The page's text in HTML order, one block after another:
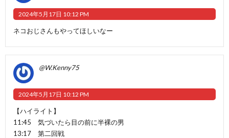
2024年5月17日 10:12 PM
ネコおじさんもやってほしいなー
@W.Kenny75
2024年5月17日 10:12 PM
【ハイライト】
11:45 気づいたら目の前に半裸の男
13:17 第二回戦